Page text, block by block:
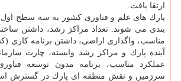
ارتقا یافت.
پارك های علم و فناوری كشور به سه سطح
بندی می شوند. تعداد مراكز رشد، داشتن
مناسب، واگذاری اراضی، داشتن برنامه كاری
آینده پارك و مراكز رشد وابسته، چارت
عملكرد مناسب، برنامه مدون توسعه
سرزمین و نقش منطقه ای پارك در گسترش